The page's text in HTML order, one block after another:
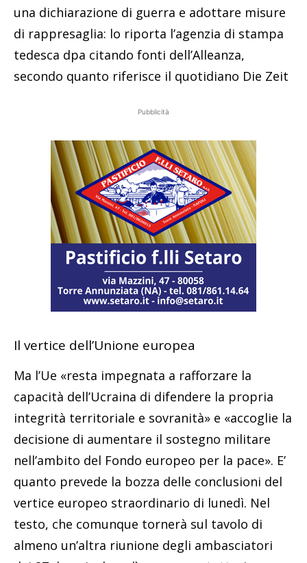
una dichiarazione di guerra e adottare misure
di rappresaglia: lo riporta l’agenzia di stampa
tedesca dpa citando fonti dell’Alleanza,
secondo quanto riferisce il quotidiano Die Zeit
Pubblicità
Il vertice dell’Unione europea
Ma l’Ue «resta impegnata a rafforzare la
capacità dell’Ucraina di difendere la propria
integrità territoriale e sovranità» e «accoglie la
decisione di aumentare il sostegno militare
nell’ambito del Fondo europeo per la pace». E’
quanto prevede la bozza delle conclusioni del
vertice europeo straordinario di lunedì. Nel
testo, che comunque tornerà sul tavolo di
almeno un’altra riunione degli ambasciatori